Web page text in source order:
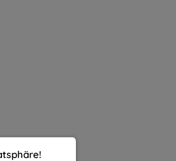
bestmögliche Erfahrung bieten zu können.